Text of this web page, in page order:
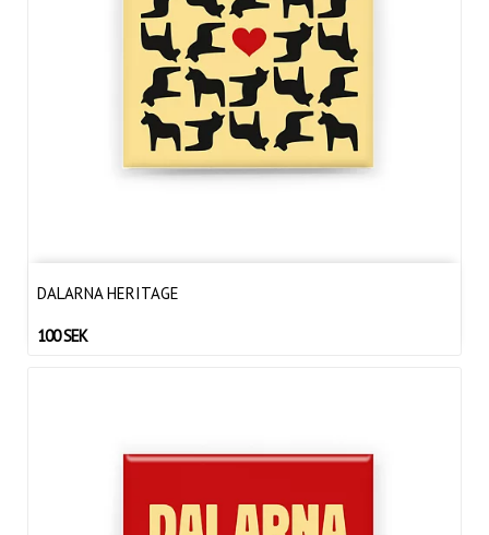
DALARNA HERITAGE
100 SEK